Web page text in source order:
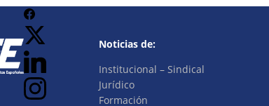
Noticias de:
Institucional – Sindical
Jurídico
Formación